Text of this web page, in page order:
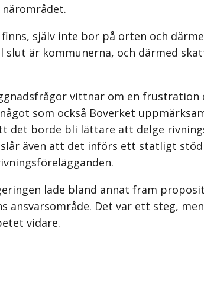
själv inte bor på orten och
är kommunerna, och därmed
vittnar om en
som också Boverket
det borde bli lättare att delge
även att det införs ett statligt
lade bland annat fram
ansvarsområde. Det var ett steg,
vidare.